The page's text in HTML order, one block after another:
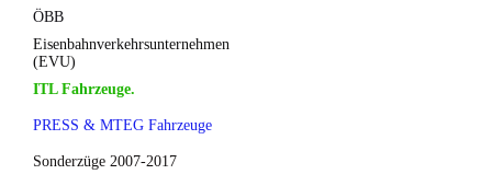
ÖBB
Eisenbahnverkehrsunternehmen
(EVU)
ITL Fahrzeuge.
PRESS & MTEG Fahrzeuge
Sonderzüge 2007-2017